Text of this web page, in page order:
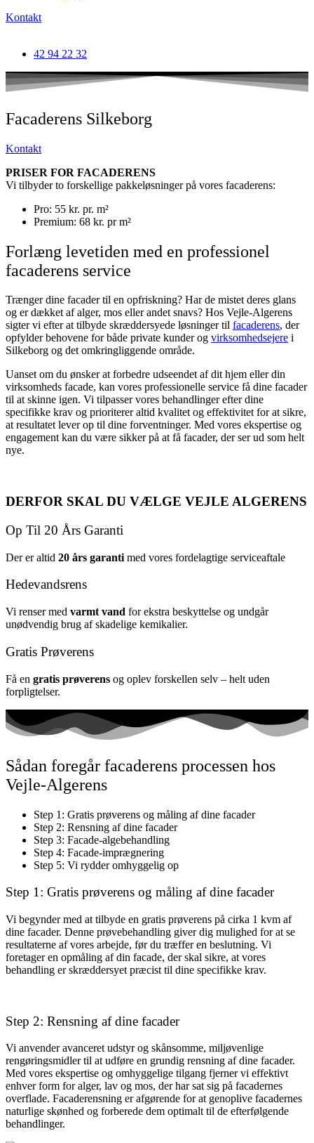
Kontakt
42 94 22 32
Facaderens Silkeborg
Kontakt
PRISER FOR FACADERENS
Vi tilbyder to forskellige pakkeløsninger på vores facaderens:
Pro: 55 kr. pr. m²
Premium: 68 kr. pr m²
Forlæng levetiden med en professionel
facaderens service
Trænger dine facader til en opfriskning? Har de mistet deres glans
og er dækket af alger, mos eller andet snavs? Hos Vejle-Algerens
sigter vi efter at tilbyde skræddersyede løsninger til facaderens, der
opfylder behovene for både private kunder og virksomhedsejere i
Silkeborg og det omkringliggende område.
Uanset om du ønsker at forbedre udseendet af dit hjem eller din
virksomheds facade, kan vores professionelle service få dine facader
til at skinne igen. Vi tilpasser vores behandlinger efter dine
specifikke krav og prioriterer altid kvalitet og effektivitet for at sikre,
at resultatet lever op til dine forventninger. Med vores ekspertise og
engagement kan du være sikker på at få facader, der ser ud som helt
nye.
DERFOR SKAL DU VÆLGE VEJLE ALGERENS
Op Til 20 Års Garanti
Der er altid 20 års garanti med vores fordelagtige serviceaftale
Hedevandsrens
Vi renser med varmt vand for ekstra beskyttelse og undgår
unødvendig brug af skadelige kemikalier.
Gratis Prøverens
Få en gratis prøverens og oplev forskellen selv – helt uden
forpligtelser.
Sådan foregår facaderens processen hos
Vejle-Algerens
Step 1: Gratis prøverens og måling af dine facader
Step 2: Rensning af dine facader
Step 3: Facade-algebehandling
Step 4: Facade-imprægnering
Step 5: Vi rydder omhyggelig op
Step 1: Gratis prøverens og måling af dine facader
Vi begynder med at tilbyde en gratis prøverens på cirka 1 kvm af
dine facader. Denne prøvebehandling giver dig mulighed for at se
resultaterne af vores arbejde, før du træffer en beslutning. Vi
foretager en opmåling af din facade, der skal sikre, at vores
behandling er skræddersyet præcist til dine specifikke krav.
Step 2: Rensning af dine facader
Vi anvender avanceret udstyr og skånsomme, miljøvenlige
rengøringsmidler til at udføre en grundig rensning af dine facader.
Med vores ekspertise og omhyggelige tilgang fjerner vi effektivt
enhver form for alger, lav og mos, der har sat sig på facadernes
overflade. Facaderensning er afgørende for at genoplive facadernes
naturlige skønhed og forberede dem optimalt til de efterfølgende
behandlinger.